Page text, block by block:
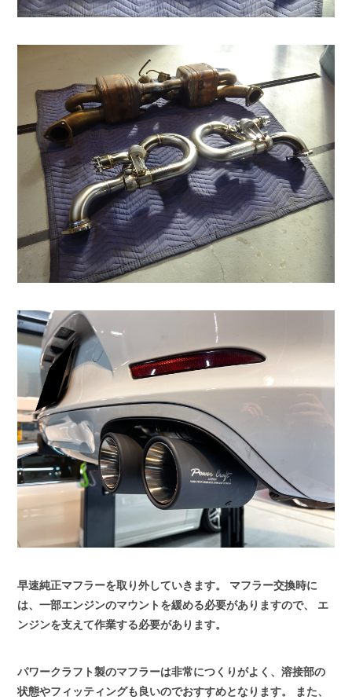
早速純正マフラーを取り外していきます。
マフラー交換時に
は、一部エンジンのマウントを緩める必要がありますので、
エ
ンジンを支えて作業する必要があります。
パワークラフト製のマフラーは非常につくりがよく、溶接部の
状態やフィッティングも良いのでおすすめとなります。
また、